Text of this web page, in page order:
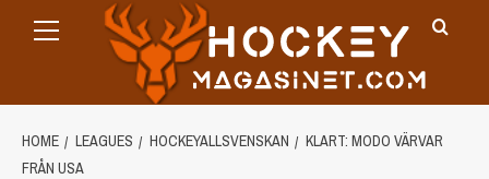
Menu
HOME LEAGUES HOCKEYALLSVENSKAN
KLART: MODO VÄRVAR
FRÅN USA